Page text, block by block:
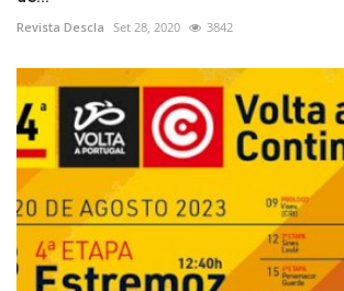
Revista Descla Set 28, 2020 3842